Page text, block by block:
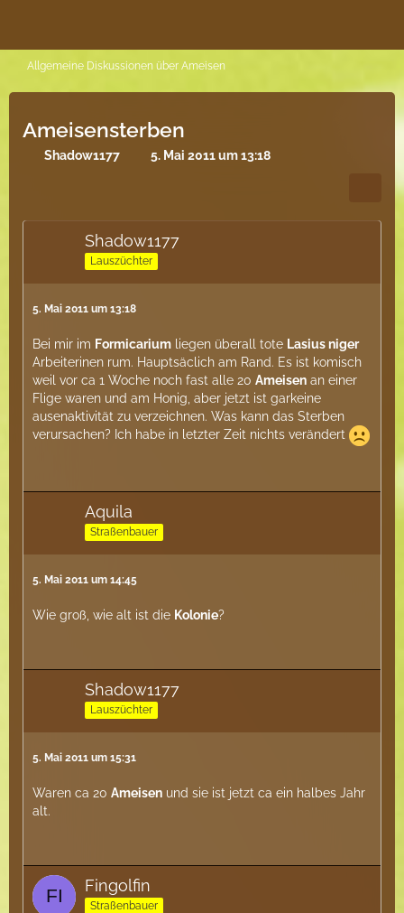
Allgemeine Diskussionen über Ameisen
Ameisensterben
Shadow1177 5. Mai 2011 um 13:18
Shadow1177
Lauszüchter
5. Mai 2011 um 13:18
Bei mir im Formicarium liegen überall tote Lasius niger
Arbeiterinen rum. Hauptsäclich am Rand. Es ist komisch
weil vor ca 1 Woche noch fast alle 20 Ameisen an einer
Flige waren und am Honig, aber jetzt ist garkeine
ausenaktivität zu verzeichnen. Was kann das Sterben
verursachen? Ich habe in letzter Zeit nichts verändert
Aquila
Straßenbauer
5. Mai 2011 um 14:45
Wie groß, wie alt ist die Kolonie?
Shadow1177
Lauszüchter
5. Mai 2011 um 15:31
Waren ca 20 Ameisen und sie ist jetzt ca ein halbes Jahr
alt.
Fingolfin
Straßenbauer